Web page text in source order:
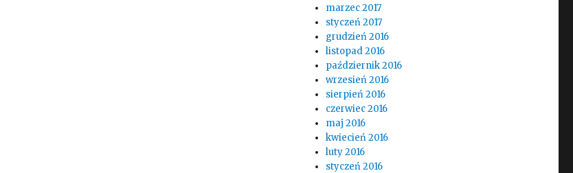
marzec 2017
styczeń 2017
grudzień 2016
listopad 2016
październik 2016
wrzesień 2016
sierpień 2016
czerwiec 2016
maj 2016
kwiecień 2016
luty 2016
styczeń 2016